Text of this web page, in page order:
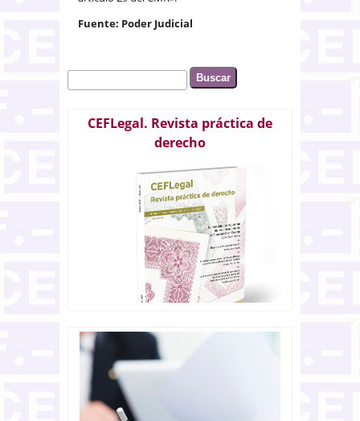
Fuente: Poder Judicial
Formulario de búsqueda
Buscar
CEFLegal. Revista práctica de
derecho